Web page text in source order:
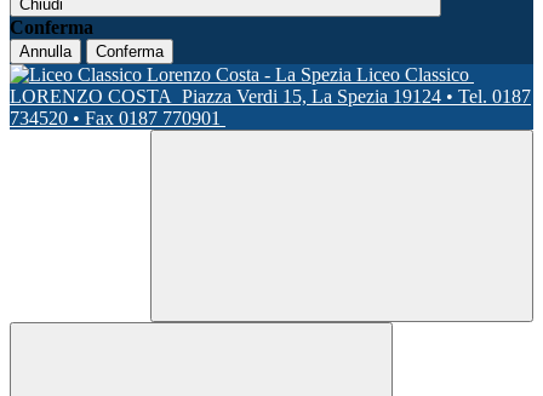
Chiudi
Conferma
Annulla Conferma
Liceo Classico
LORENZO COSTA Piazza Verdi 15, La Spezia 19124 • Tel. 0187
734520 • Fax 0187 770901